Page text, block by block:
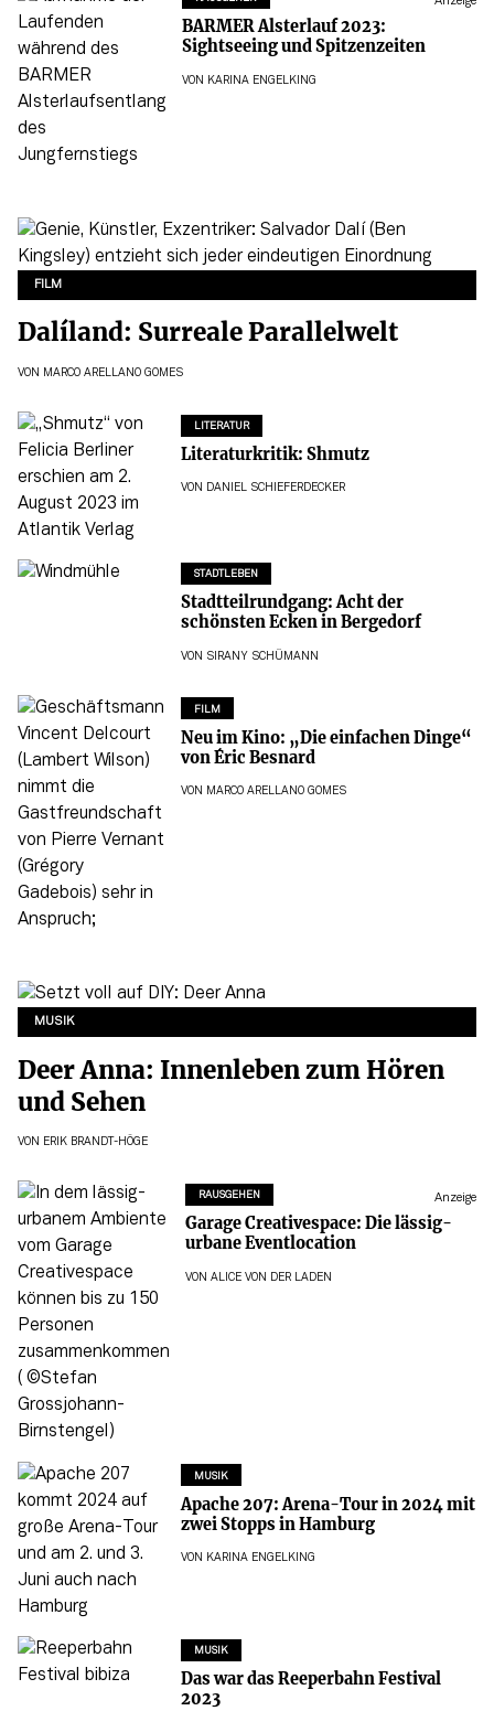
BARMER Alsterlauf 2023:
Sightseeing und Spitzenzeiten
VON KARINA ENGELKING
FILM
Dalíland: Surreale Parallelwelt
VON MARCO ARELLANO GOMES
LITERATUR
Literaturkritik: Shmutz
VON DANIEL SCHIEFERDECKER
STADTLEBEN
Stadtteilrundgang: Acht der
schönsten Ecken in Bergedorf
VON SIRANY SCHÜMANN
FILM
Neu im Kino: „Die einfachen Dinge“
von Éric Besnard
VON MARCO ARELLANO GOMES
MUSIK
Deer Anna: Innenleben zum Hören
und Sehen
VON ERIK BRANDT-HÖGE
RAUSGEHEN Anzeige
Garage Creativespace: Die lässig-
urbane Eventlocation
VON ALICE VON DER LADEN
MUSIK
Apache 207: Arena-Tour in 2024 mit
zwei Stopps in Hamburg
VON KARINA ENGELKING
MUSIK
Das war das Reeperbahn Festival
2023